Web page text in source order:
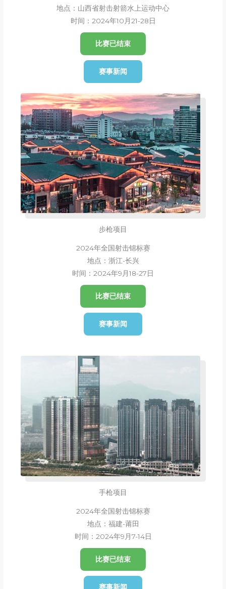
地点：山西省射击射箭水上运动中心
时间：2024年10月21-28日
比赛已结束
赛事新闻
步枪项目
2024年全国射击锦标赛
地点：浙江-长兴
时间：2024年9月18-27日
比赛已结束
赛事新闻
手枪项目
2024年全国射击锦标赛
地点：福建-莆田
时间：2024年9月7-14日
比赛已结束
赛事新闻